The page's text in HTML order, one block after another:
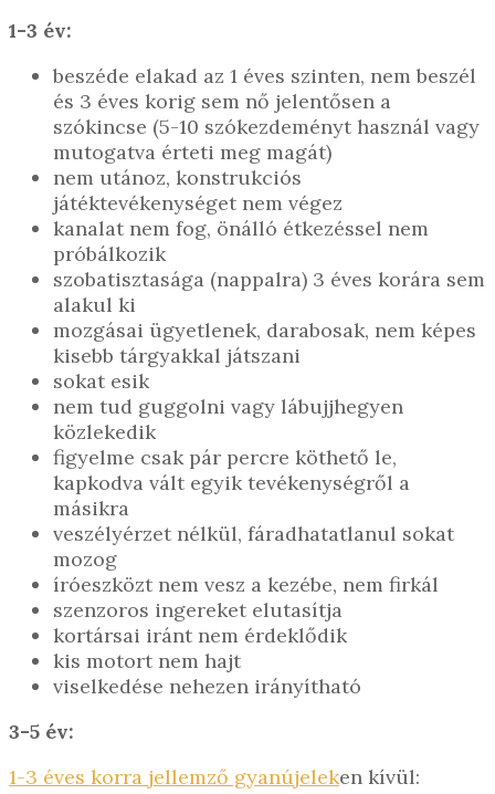
1-3 év:
beszéde elakad az 1 éves szinten, nem beszél
és 3 éves korig sem nő jelentősen a
szókincse (5-10 szókezdeményt használ vagy
mutogatva érteti meg magát)
nem utánoz, konstrukciós
játéktevékenységet nem végez
kanalat nem fog, önálló étkezéssel nem
próbálkozik
szobatisztasága (nappalra) 3 éves korára sem
alakul ki
mozgásai ügyetlenek, darabosak, nem képes
kisebb tárgyakkal játszani
sokat esik
nem tud guggolni vagy lábujjhegyen
közlekedik
figyelme csak pár percre köthető le,
kapkodva vált egyik tevékenységről a
másikra
veszélyérzet nélkül, fáradhatatlanul sokat
mozog
íróeszközt nem vesz a kezébe, nem firkál
szenzoros ingereket elutasítja
kortársai iránt nem érdeklődik
kis motort nem hajt
viselkedése nehezen irányítható
3-5 év:
1-3 éves korra jellemző gyanújeleken kívül: